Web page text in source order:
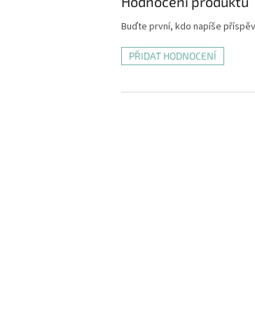
Buďte první, kdo napíše
PŘIDAT HODNOCENÍ